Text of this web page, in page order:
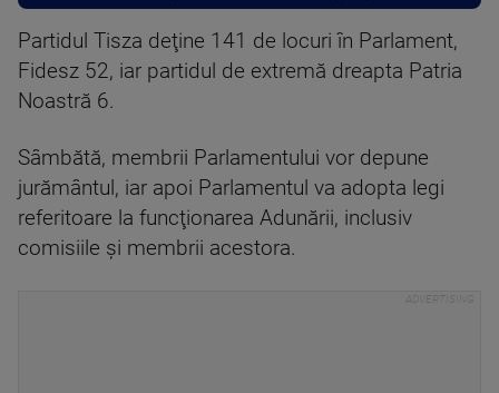
Partidul Tisza deţine 141 de locuri în Parlament,
Fidesz 52, iar partidul de extremă dreapta Patria
Noastră 6.
Sâmbătă, membrii Parlamentului vor depune
jurământul, iar apoi Parlamentul va adopta legi
referitoare la funcţionarea Adunării, inclusiv
comisiile şi membrii acestora.